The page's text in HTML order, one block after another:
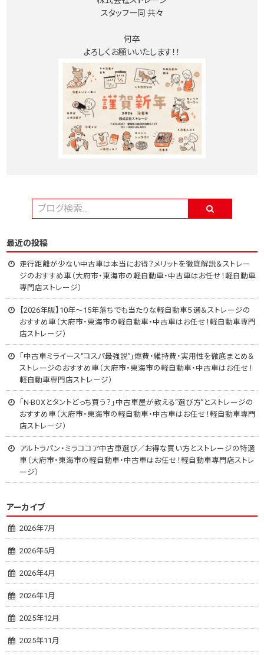
スタッフ一同 共々
何卒
よろしくお願いいたします！！
最近の投稿
走行距離が少ない中古車は本当にお得？メリットを徹底解説＆ストレー
ジのおすすめ車（大府市・東海市の軽自動車・中古車はお任せ！軽自動車
専門店ストレージ）
【2026年版】10年～15年落ちでも当たりな軽自動車５選＆ストレージの
おすすめ車（大府市・東海市の軽自動車・中古車はお任せ！軽自動車専門
店ストレージ）
「中古車ミライース“コスパ最強説”」燃費・維持費・実用性を徹底まとめ＆
ストレージのおすすめ車（大府市・東海市の軽自動車・中古車はお任せ！
軽自動車専門店ストレージ）
「N-BOXとタントどっち買う？」中古車屋が教える“選び方”とストレージの
おすすめ車（大府市・東海市の軽自動車・中古車はお任せ！軽自動車専門
店ストレージ）
アルトラパン・ミラココア中古車選び／お得な買い方とストレージの特選
車（大府市・東海市の軽自動車・中古車はお任せ！軽自動車専門店ストレ
ージ）
アーカイブ
2026年7月
2026年5月
2026年4月
2026年1月
2025年12月
2025年11月